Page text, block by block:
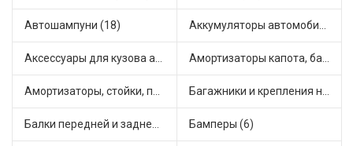
Автошампуни (18) Аккумуляторы автомобильные (2)
Аксессуары для кузова автомобиля (1) Амортизаторы капота, багажника (6)
Амортизаторы, стойки, подушки стоек (36) Багажники и крепления на крышу (1)
Балки передней и задней подвески (4) Бамперы (6)